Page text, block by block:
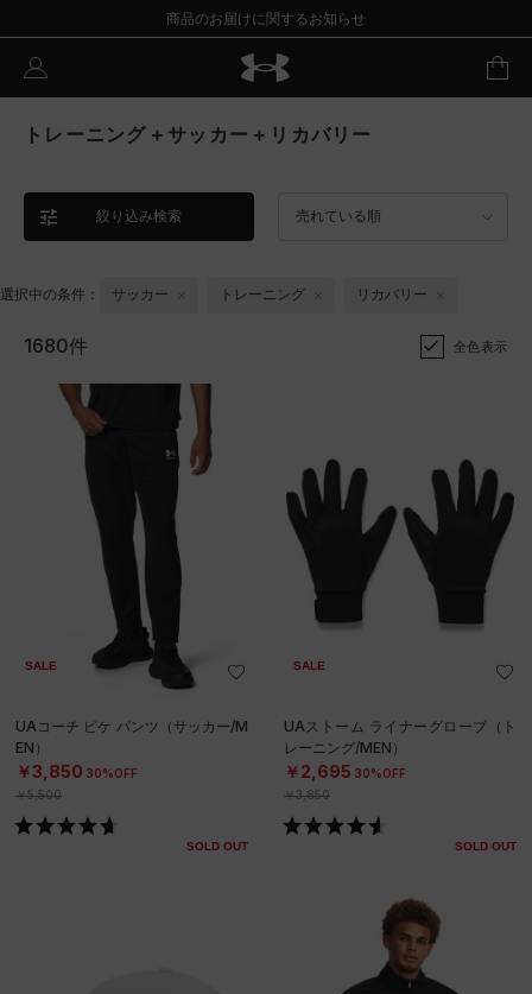
商品のお届けに関するお知らせ
トレーニング＋サッカー＋リカバリー
絞り込み検索 売れている順
選択中の条件： サッカー トレーニング リカバリー
1680件 全色表示
SALE
UAコーチ ピケ パンツ（サッカー/M
EN）
￥3,850 30%OFF
￥5,500
SOLD OUT
SALE
UAストーム ライナーグローブ（ト
レーニング/MEN）
￥2,695 30%OFF
￥3,850
SOLD OUT